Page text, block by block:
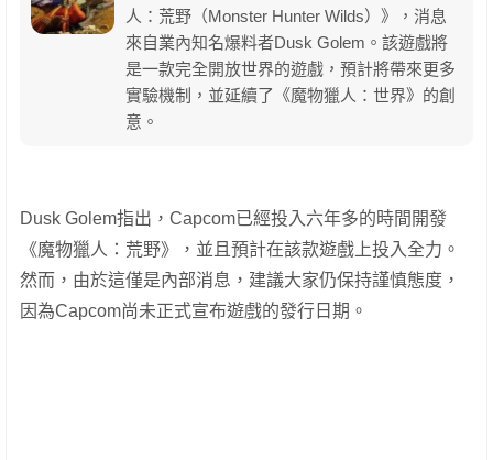
人：荒野（Monster Hunter Wilds）》，消息
來自業內知名爆料者Dusk Golem。該遊戲將
是一款完全開放世界的遊戲，預計將帶來更多
實驗機制，並延續了《魔物獵人：世界》的創
意。
Dusk Golem指出，Capcom已經投入六年多的時間開發
《魔物獵人：荒野》，並且預計在該款遊戲上投入全力。
然而，由於這僅是內部消息，建議大家仍保持謹慎態度，
因為Capcom尚未正式宣布遊戲的發行日期。